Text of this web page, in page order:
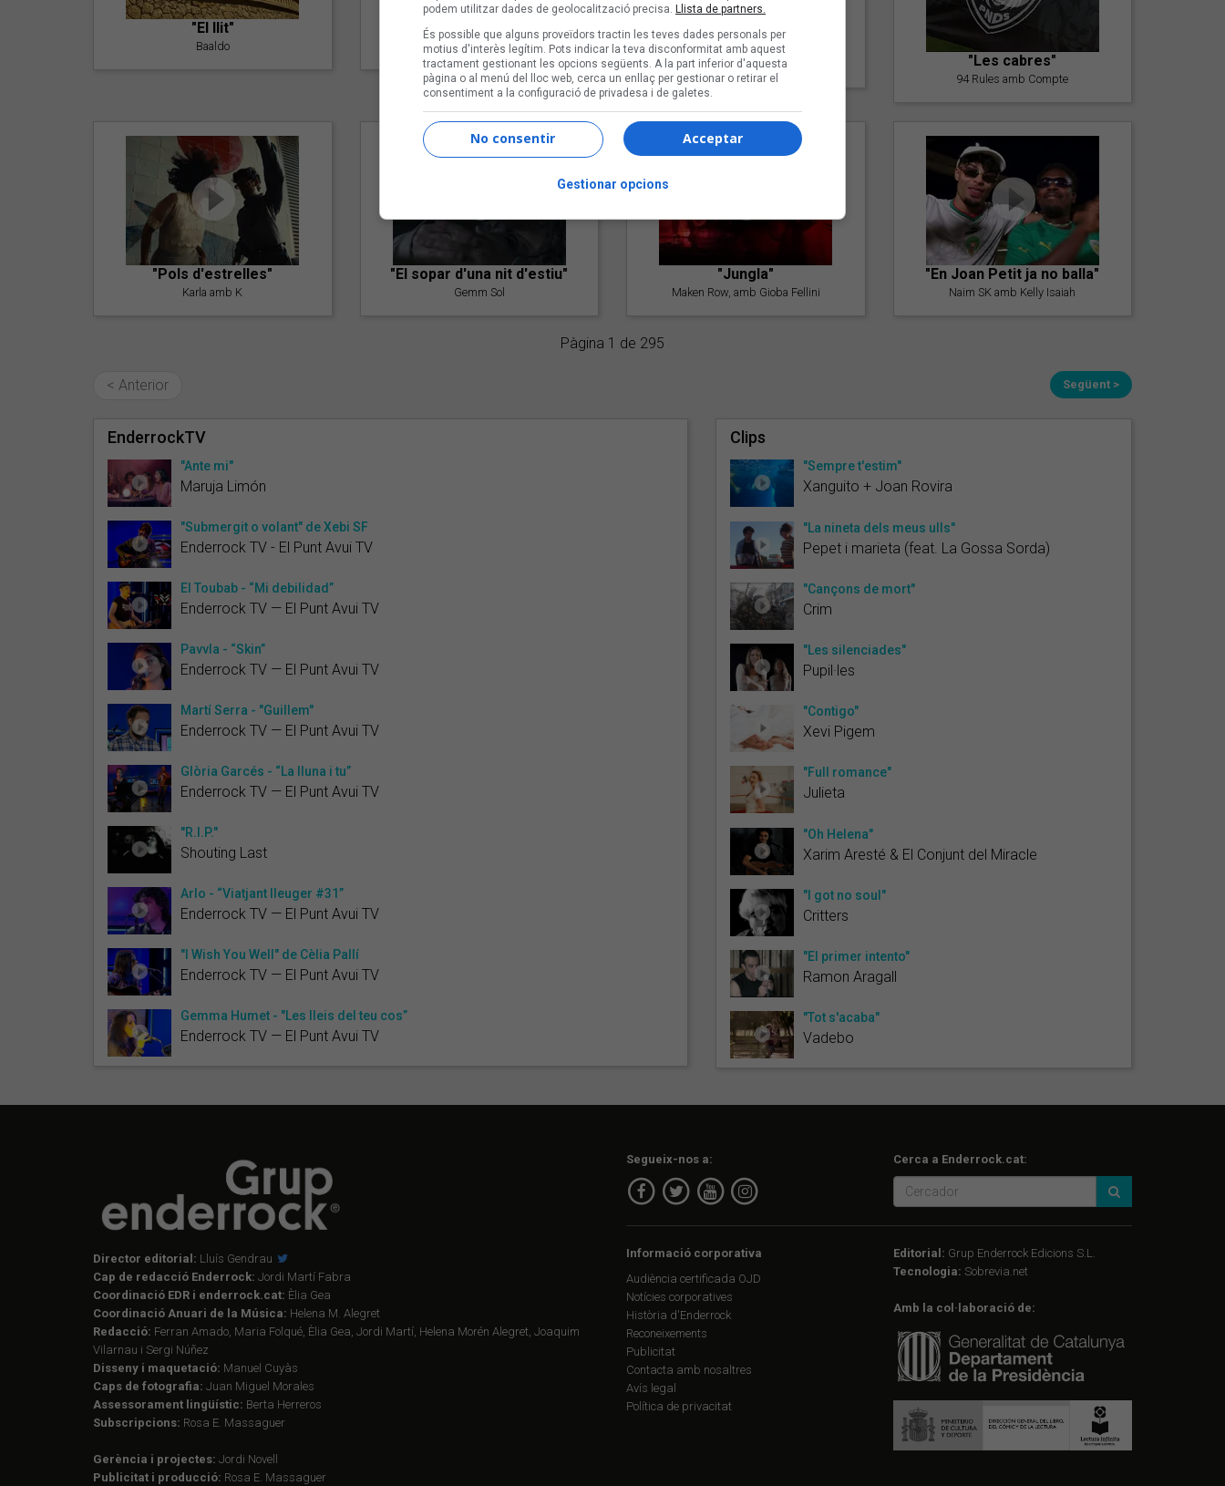
"El llit"
Baaldo
"Lo bueno y lo malo"
Carmen y María
"Posidònia"
Pep Álvarez amb Joan Muntaner
(Xanguito)
"Les cabres"
94 Rules amb Compte
"Pols d'estrelles"
Karla amb K
"El sopar d'una nit d'estiu"
Gemm Sol
"Jungla"
Maken Row, amb Gioba Fellini
"En Joan Petit ja no balla"
Naim SK amb Kelly Isaiah
Pàgina 1 de 295
< Anterior Següent >
EnderrockTV
"Ante mi"
Maruja Limón
"Submergit o volant" de Xebi SF
Enderrock TV - El Punt Avui TV
El Toubab - “Mi debilidad”
Enderrock TV — El Punt Avui TV
Pavvla - “Skin”
Enderrock TV — El Punt Avui TV
Martí Serra - "Guillem"
Enderrock TV — El Punt Avui TV
Glòria Garcés - “La lluna i tu”
Enderrock TV — El Punt Avui TV
"R.I.P."
Shouting Last
Arlo - “Viatjant lleuger #31”
Enderrock TV — El Punt Avui TV
"I Wish You Well" de Cèlia Pallí
Enderrock TV — El Punt Avui TV
Gemma Humet - "Les lleis del teu cos”
Enderrock TV — El Punt Avui TV
Clips
"Sempre t'estim"
Xanguito + Joan Rovira
"La nineta dels meus ulls"
Pepet i marieta (feat. La Gossa Sorda)
"Cançons de mort"
Crim
"Les silenciades"
Pupil·les
"Contigo"
Xevi Pigem
"Full romance"
Julieta
"Oh Helena"
Xarim Aresté & El Conjunt del Miracle
"I got no soul"
Critters
"El primer intento"
Ramon Aragall
"Tot s'acaba"
Vadebo
Director editorial: Lluís Gendrau
Cap de redacció Enderrock: Jordi Martí Fabra
Coordinació EDR i enderrock.cat: Èlia Gea
Coordinació Anuari de la Música: Helena M. Alegret
Redacció: Ferran Amado, Maria Folqué, Èlia Gea, Jordi Martí, Helena Morén Alegret, Joaquim
Vilarnau i Sergi Núñez
Disseny i maquetació: Manuel Cuyàs
Caps de fotografia: Juan Miguel Morales
Assessorament lingüístic: Berta Herreros
Subscripcions: Rosa E. Massaguer
Gerència i projectes: Jordi Novell
Publicitat i producció: Rosa E. Massaguer
Segueix-nos a: Cerca a Enderrock.cat:
Informació corporativa
Audiència certificada OJD
Notícies corporatives
Història d'Enderrock
Reconeixements
Publicitat
Contacta amb nosaltres
Avís legal
Política de privacitat
Editorial: Grup Enderrock Edicions S.L.
Tecnologia: Sobrevia.net
Amb la col·laboració de:
podem utilitzar dades de geolocalització precisa. Llista de partners.
És possible que alguns proveïdors tractin les teves dades personals per
motius d'interès legítim. Pots indicar la teva disconformitat amb aquest
tractament gestionant les opcions següents. A la part inferior d'aquesta
pàgina o al menú del lloc web, cerca un enllaç per gestionar o retirar el
consentiment a la configuració de privadesa i de galetes.
Acceptar
No consentir
Gestionar opcions